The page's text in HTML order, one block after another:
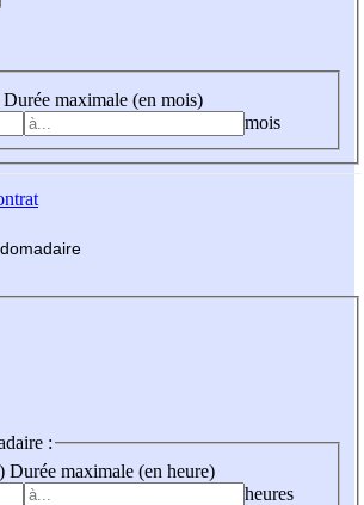
Durée maximale (en mois)
mois
madaire
:
Durée maximale (en heure)
heures